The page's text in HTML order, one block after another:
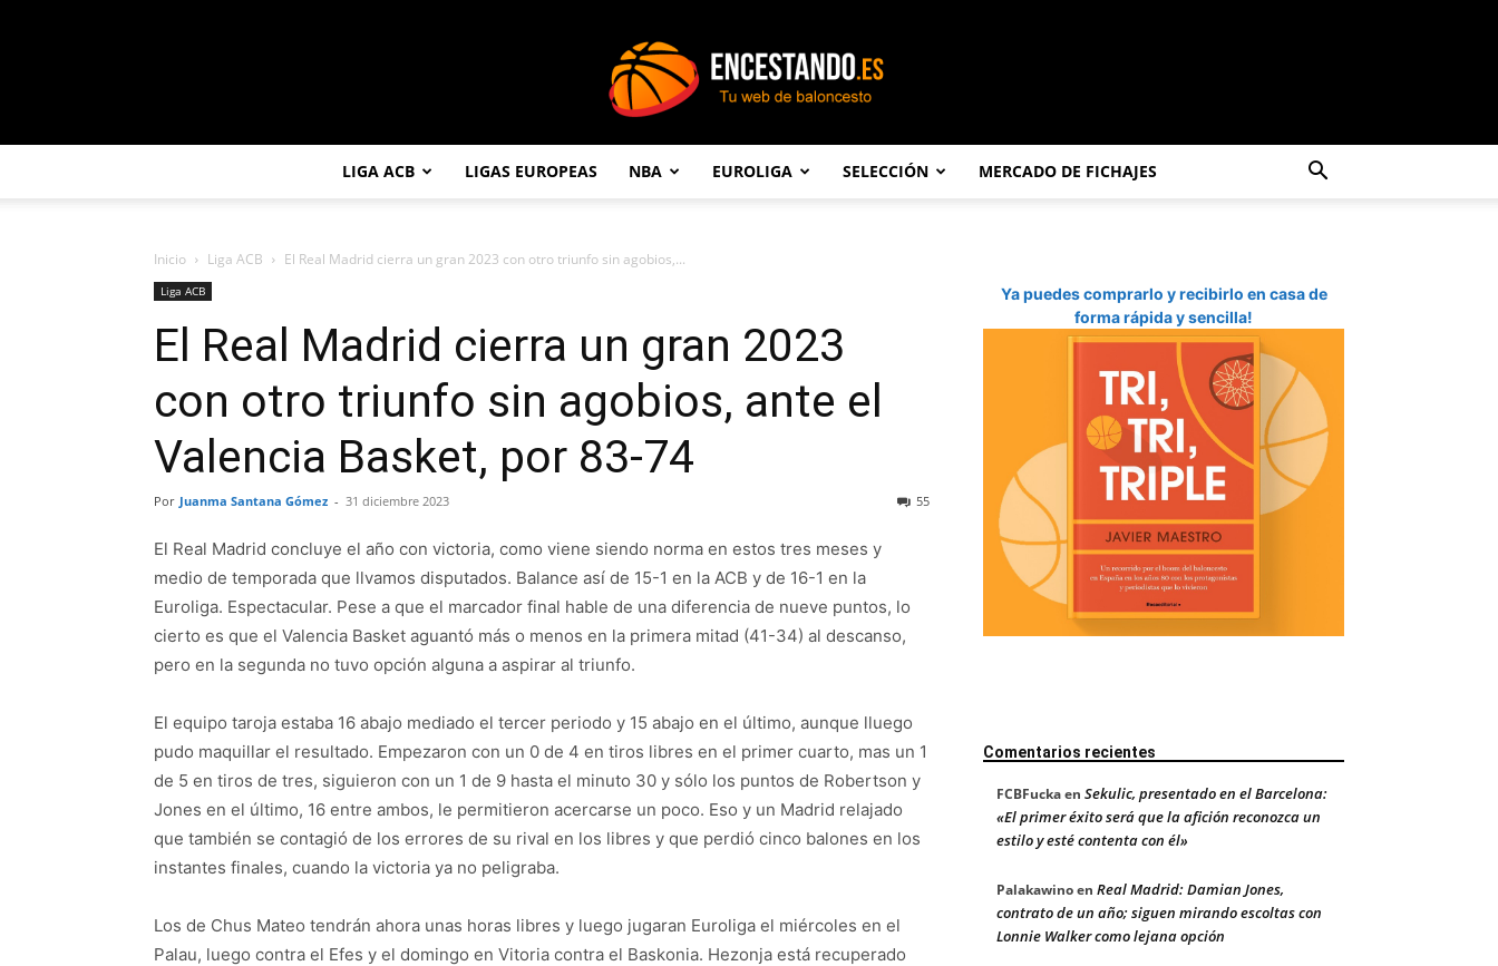
LIGA ACB LIGAS EUROPEAS NBA EUROLIGA SELECCIÓN MERCADO DE FICHAJES
Inicio Liga ACB El Real Madrid cierra un gran 2023 con otro triunfo sin agobios,...
Liga ACB
El Real Madrid cierra un gran 2023
con otro triunfo sin agobios, ante el
Valencia Basket, por 83-74
Por Juanma Santana Gómez - 31 diciembre 2023 55
El Real Madrid concluye el año con victoria, como viene siendo norma en estos tres meses y
medio de temporada que llvamos disputados. Balance así de 15-1 en la ACB y de 16-1 en la
Euroliga. Espectacular. Pese a que el marcador final hable de una diferencia de nueve puntos, lo
cierto es que el Valencia Basket aguantó más o menos en la primera mitad (41-34) al descanso,
pero en la segunda no tuvo opción alguna a aspirar al triunfo.
El equipo taroja estaba 16 abajo mediado el tercer periodo y 15 abajo en el último, aunque lluego
pudo maquillar el resultado. Empezaron con un 0 de 4 en tiros libres en el primer cuarto, mas un 1
de 5 en tiros de tres, siguieron con un 1 de 9 hasta el minuto 30 y sólo los puntos de Robertson y
Jones en el último, 16 entre ambos, le permitieron acercarse un poco. Eso y un Madrid relajado
que también se contagió de los errores de su rival en los libres y que perdió cinco balones en los
instantes finales, cuando la victoria ya no peligraba.
Los de Chus Mateo tendrán ahora unas horas libres y luego jugaran Euroliga el miércoles en el
Palau, luego contra el Efes y el domingo en Vitoria contra el Baskonia. Hezonja está recuperado
Ya puedes comprarlo y recibirlo en casa de
forma rápida y sencilla!
Comentarios recientes
FCBFuckaen Sekulic, presentado en el Barcelona:
«El primer éxito será que la afición reconozca un
estilo y esté contenta con él»
Palakawinoen Real Madrid: Damian Jones,
contrato de un año; siguen mirando escoltas con
Lonnie Walker como lejana opción